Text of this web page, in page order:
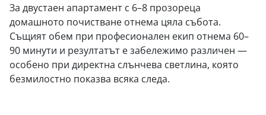
За двустаен апартамент с 6–8 прозореца
домашното почистване отнема цяла събота.
Същият обем при професионален екип отнема 60–
90 минути и резултатът е забележимо различен —
особено при директна слънчева светлина, която
безмилостно показва всяка следа.